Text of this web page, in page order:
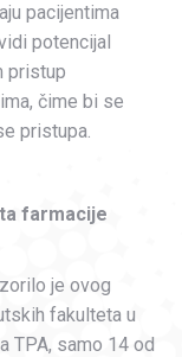
pacijentima
potencijal
pristup
čime bi se
pristupa.
farmacije
je ovog
fakulteta u
TPA, samo 14 od